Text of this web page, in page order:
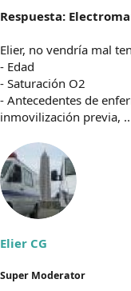
Respuesta:
Elier, no vendría mal
- Edad
- Saturación O2
- Antecedentes de
inmovilización previa,
Elier CG
Super Moderator